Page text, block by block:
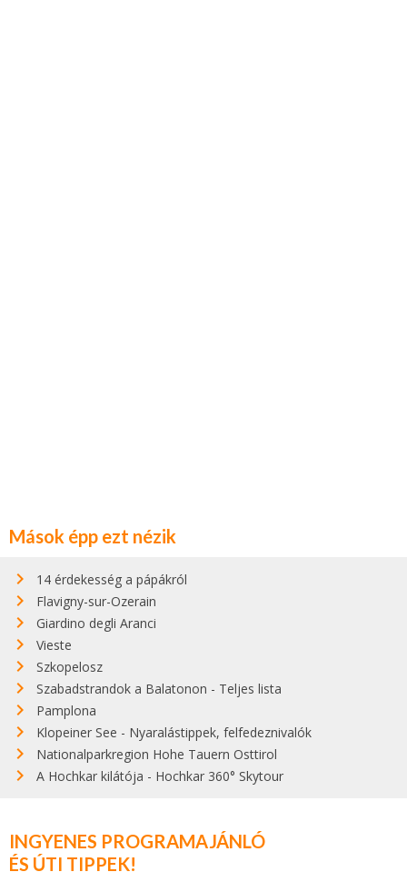
Mások épp ezt nézik
14 érdekesség a pápákról
Flavigny-sur-Ozerain
Giardino degli Aranci
Vieste
Szkopelosz
Szabadstrandok a Balatonon - Teljes lista
Pamplona
Klopeiner See - Nyaralástippek, felfedeznivalók
Nationalparkregion Hohe Tauern Osttirol
A Hochkar kilátója - Hochkar 360° Skytour
INGYENES PROGRAMAJÁNLÓ
ÉS ÚTI TIPPEK!